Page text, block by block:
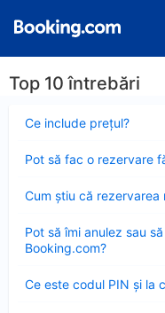
Top 10 întrebări
Ce include preţul?
închis
Pot să fac o rezervare
închis
Cum ştiu că rezervarea
închis
Pot să îmi anulez sau
Booking.com?
închis
Ce este codul PIN şi la
închis